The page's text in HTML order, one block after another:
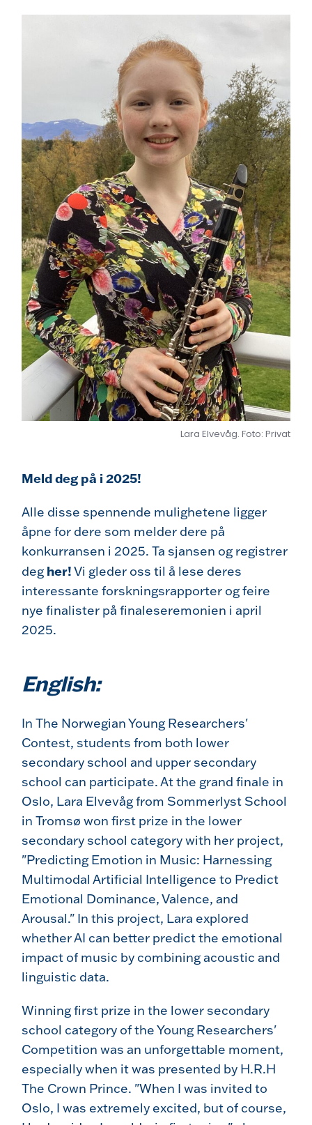
Lara Elvevåg. Foto: Privat
Meld deg på i 2025!
Alle disse spennende mulighetene ligger
åpne for dere som melder dere på
konkurransen i 2025. Ta sjansen og registrer
degher!Vi gleder oss til å lese deres
interessante forskningsrapporter og feire
nye finalister på finaleseremonien i april
2025.
English:
In The Norwegian Young Researchers'
Contest, students from both lower
secondary school and upper secondary
school can participate. At the grand finale in
Oslo, Lara Elvevåg from Sommerlyst School
in Tromsø won first prize in the lower
secondary school category with her project,
"Predicting Emotion in Music: Harnessing
Multimodal Artificial Intelligence to Predict
Emotional Dominance, Valence, and
Arousal." In this project, Lara explored
whether AI can better predict the emotional
impact of music by combining acoustic and
linguistic data.
Winning first prize in the lower secondary
school category of the Young Researchers'
Competition was an unforgettable moment,
especially when it was presented by H.R.H
The Crown Prince. "When I was invited to
Oslo, I was extremely excited, but of course,